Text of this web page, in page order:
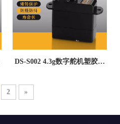
DS-S002 4.3g数字舵机塑胶齿
2 »